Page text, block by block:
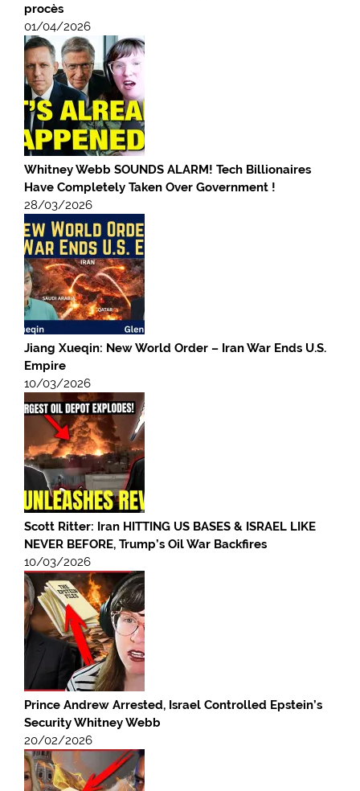
procès
01/04/2026
Whitney Webb SOUNDS ALARM! Tech Billionaires
Have Completely Taken Over Government !
28/03/2026
Jiang Xueqin: New World Order – Iran War Ends U.S.
Empire
10/03/2026
Scott Ritter: Iran HITTING US BASES & ISRAEL LIKE
NEVER BEFORE, Trump’s Oil War Backfires
10/03/2026
Prince Andrew Arrested, Israel Controlled Epstein’s
Security Whitney Webb
20/02/2026